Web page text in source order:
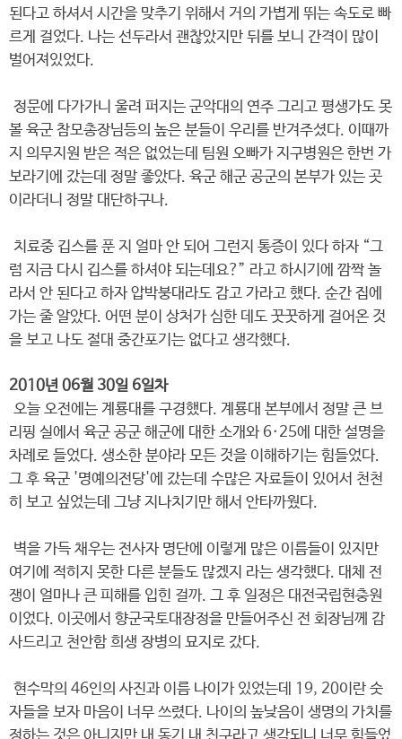
된다고 하셔서 시간을 맞추기 위해서 거의 가볍게 뛰는 속도로 빠
르게 걸었다. 나는 선두라서 괜찮았지만 뒤를 보니 간격이 많이
벌어져있었다.
정문에 다가가니 울려 퍼지는 군악대의 연주 그리고 평생가도 못
볼 육군 참모총장님등의 높은 분들이 우리를 반겨주셨다. 이때까
지 의무지원 받은 적은 없었는데 팀원 오빠가 지구병원은 한번 가
보라기에 갔는데 정말 좋았다. 육군 해군 공군의 본부가 있는 곳
이라더니 정말 대단하구나.
치료중 깁스를 푼 지 얼마 안 되어 그런지 통증이 있다 하자 “그
럼 지금 다시 깁스를 하셔야 되는데요?” 라고 하시기에 깜짝 놀
라서 안 된다고 하자 압박붕대라도 감고 가라고 했다. 순간 집에
가는 줄 알았다. 어떤 분이 상처가 심한 데도 꿋꿋하게 걸어온 것
을 보고 나도 절대 중간포기는 없다고 생각했다.
2010년 06월 30일 6일차
오늘 오전에는 계룡대를 구경했다. 계룡대 본부에서 정말 큰 브
리핑 실에서 육군 공군 해군에 대한 소개와 6·25에 대한 설명을
차례로 들었다. 생소한 분야라 모든 것을 이해하기는 힘들었다.
그 후 육군 '명예의전당'에 갔는데 수많은 자료들이 있어서 천천
히 보고 싶었는데 그냥 지나치기만 해서 안타까웠다.
벽을 가득 채우는 전사자 명단에 이렇게 많은 이름들이 있지만
여기에 적히지 못한 다른 분들도 많겠지 라는 생각했다. 대체 전
쟁이 얼마나 큰 피해를 입힌 걸까. 그 후 일정은 대전국립현충원
이었다. 이곳에서 향군국토대장정을 만들어주신 전 회장님께 감
사드리고 천안함 희생 장병의 묘지로 갔다.
현수막의 46인의 사진과 이름 나이가 있었는데 19, 20이란 숫
자들을 보자 마음이 너무 쓰렸다. 나이의 높낮음이 생명의 가치를